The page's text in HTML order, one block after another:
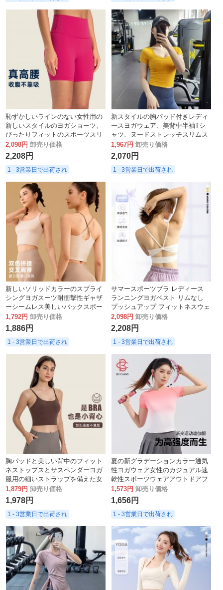
恥ずかしいラインのない女性用の
新しいスタイルのヨガショーツ、
ぴったりフィットのスポーツスリ
ーポイントパンツ、夏用フィット
ネスヨガウェア
2,098円 卸売り価格
2,208円
1 - 3営業日で出荷され
新スタイルの胸パッド付きレディ
ースヨガウェア、美背中半袖Tシ
ャツ、ヌードストレッチスリムス
ポーツトップス、レディースフィ
ットネスウェア
1,967円 卸売り価格
2,070円
1 - 3営業日で出荷され
新しいソリッドカラーのスプライ
シングヨガスーツ耐衝撃性ギャザ
ーシームレス美しいバックスポー
ツフィットネス衣類ベスト女性用
1,792円 卸売り価格
1,886円
1 - 3営業日で出荷され
サマースポーツブラ レディース
ランニングヨガベスト リムなし
プッシュアップ フィットネスウェ
ア 美背中 スパゲティストラップ
ブラ
2,098円 卸売り価格
2,208円
1 - 3営業日で出荷され
胸パッドと美しい背中のフィット
ネストップスとサスペンダーヨガ
服用の細いストラップを備えた女
性用の夏の新しいスポーツヨガベ
スト
1,879円 卸売り価格
1,978円
1 - 3営業日で出荷され
夏の新グラデーションカラー通気
性ヨガウェア女性のカジュアル速
乾性スポーツウェアアウトドアフ
ィットネススポーツ tシャツ通気
性
1,573円 卸売り価格
1,656円
1 - 3営業日で出荷され